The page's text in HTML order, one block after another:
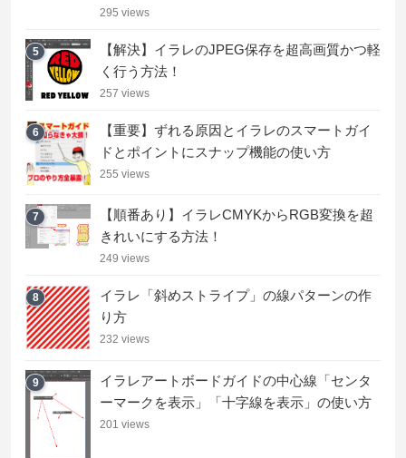
295 views
5
【解決】イラレのJPEG保存を超高画質かつ軽
く行う方法！
257 views
6
【重要】ずれる原因とイラレのスマートガイ
ドとポイントにスナップ機能の使い方
255 views
7
【順番あり】イラレCMYKからRGB変換を超
きれいにする方法！
249 views
8
イラレ「斜めストライプ」の線パターンの作
り方
232 views
9
イラレアートボードガイドの中心線「センタ
ーマークを表示」「十字線を表示」の使い方
201 views